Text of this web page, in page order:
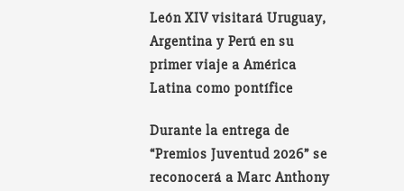
León XIV visitará Uruguay,
Argentina y Perú en su
primer viaje a América
Latina como pontífice
Durante la entrega de
“Premios Juventud 2026” se
reconocerá a Marc Anthony